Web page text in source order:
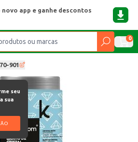
novo app e ganhe descontos
0
901
seu
sua